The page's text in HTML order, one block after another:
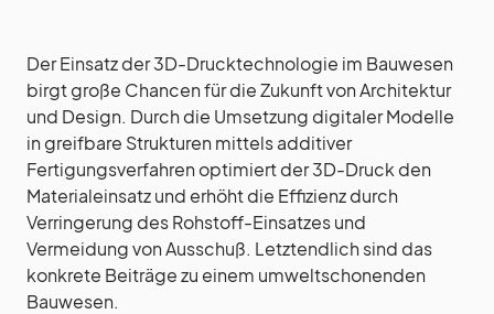
Der Einsatz der 3D-Drucktechnologie im Bauwesen
birgt große Chancen für die Zukunft von Architektur
und Design. Durch die Umsetzung digitaler Modelle
in greifbare Strukturen mittels additiver
Fertigungsverfahren optimiert der 3D-Druck den
Materialeinsatz und erhöht die Effizienz durch
Verringerung des Rohstoff-Einsatzes und
Vermeidung von Ausschuß. Letztendlich sind das
konkrete Beiträge zu einem umweltschonenden
Bauwesen.